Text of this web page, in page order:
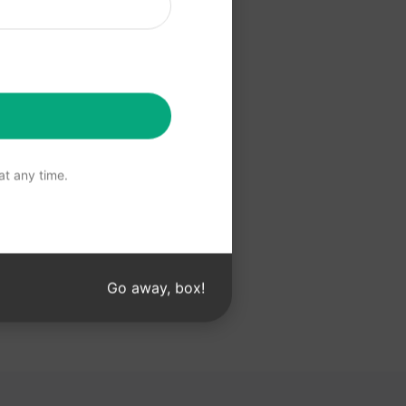
any time.
Go away, box!